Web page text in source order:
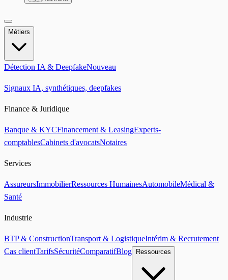
Métiers
Détection IA & DeepfakeNouveau
Signaux IA, synthétiques, deepfakes
Finance & Juridique
Banque & KYCFinancement & LeasingExperts-
comptablesCabinets d'avocatsNotaires
Services
AssureursImmobilierRessources HumainesAutomobileMédical &
Santé
Industrie
BTP & ConstructionTransport & LogistiqueIntérim & Recrutement
Cas clientTarifsSécuritéComparatifBlog Ressources